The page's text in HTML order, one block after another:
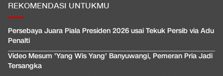
REKOMENDASI UNTUKMU
Persebaya Juara Piala Presiden 2026 usai Tekuk Persib via Adu
Penalti
Video Mesum 'Yang Wis Yang' Banyuwangi, Pemeran Pria Jadi
Tersangka